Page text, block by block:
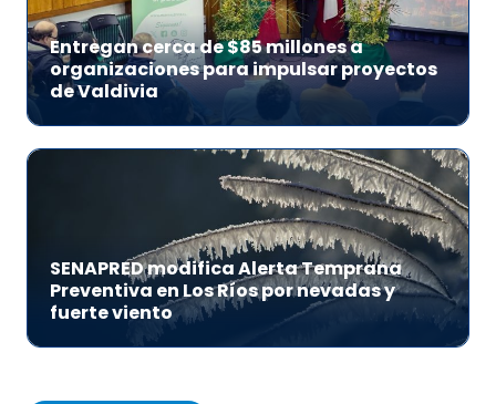
Entregan cerca de $85 millones a
organizaciones para impulsar proyectos
de Valdivia
SENAPRED modifica Alerta Temprana
Preventiva en Los Ríos por nevadas y
fuerte viento